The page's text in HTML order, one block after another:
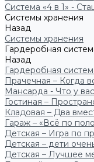
Система «4 в 1» -
Системы хранения
Назад
Системы хранения
Гардеробная
Назад
Гардеробная
Прачечная – Когда
Мансарда - Что у
Гостиная –
Кладовая – Два
Гараж – «Всё по
Детская – Игра по
Детская – дети
Детская – Лучшее